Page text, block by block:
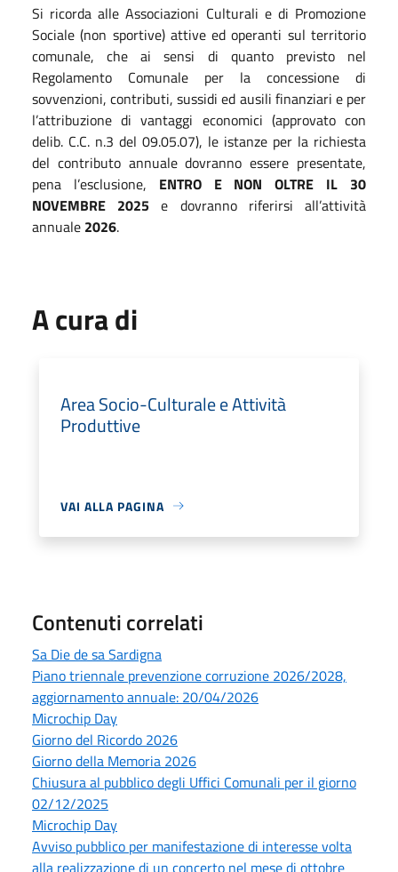
Si ricorda alle Associazioni Culturali e di Promozione
Sociale (non sportive) attive ed operanti sul territorio
comunale, che ai sensi di quanto previsto nel
Regolamento Comunale per la concessione di
sovvenzioni, contributi, sussidi ed ausili finanziari e per
l’attribuzione di vantaggi economici (approvato con
delib. C.C. n.3 del 09.05.07), le istanze per la richiesta
del contributo annuale dovranno essere presentate,
pena l’esclusione, ENTRO E NON OLTRE IL 30
NOVEMBRE 2025 e dovranno riferirsi all’attività
annuale 2026.
A cura di
Area Socio-Culturale e Attività
Produttive
VAI ALLA PAGINA
Contenuti correlati
Sa Die de sa Sardigna
Piano triennale prevenzione corruzione 2026/2028,
aggiornamento annuale: 20/04/2026
Microchip Day
Giorno del Ricordo 2026
Giorno della Memoria 2026
Chiusura al pubblico degli Uffici Comunali per il giorno
02/12/2025
Microchip Day
Avviso pubblico per manifestazione di interesse volta
alla realizzazione di un concerto nel mese di ottobre